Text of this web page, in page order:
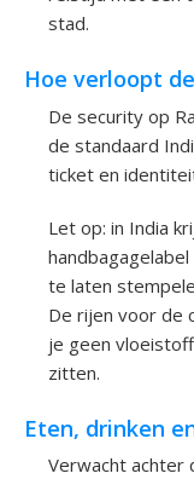
stad.
Hoe verloopt
De security op
de standaard
ticket en
Let op: in India
te laten
De rijen voor de
je geen
zitten.
Eten, drinken
Verwacht achter